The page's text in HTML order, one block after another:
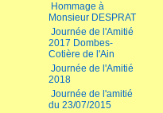
Hommage à
Monsieur DESPRAT
Journée de l'Amitié
2017 Dombes-
Cotière de l'Ain
Journée de l'Amitié
2018
Journée de l'amitié
du 23/07/2015